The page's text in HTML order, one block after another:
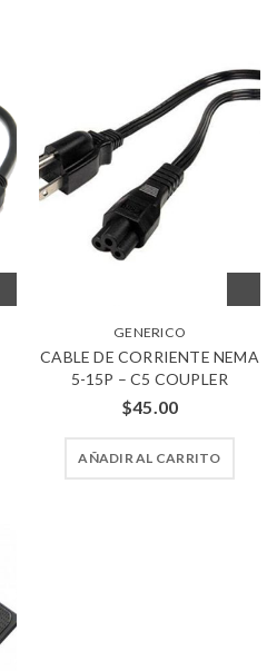
GENERICO
CABLE DE CORRIENTE NEMA
5-15P – C5 COUPLER
$45.00
AÑADIR AL CARRITO